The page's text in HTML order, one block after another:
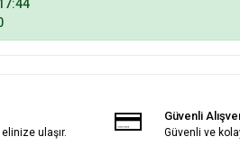
ulaşır.
Güvenli
Güvenli ve